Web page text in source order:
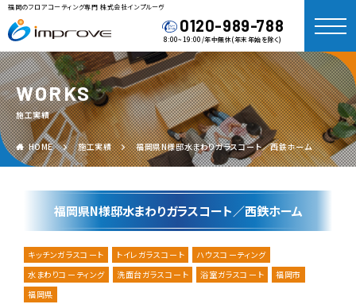
福岡のフロアコーティング専門 株式会社インプルーヴ
0120-989-788
8:00~19:00/年中無休(年末年始を除く)
WORKS
施工実績
HOME 施工実績 福岡県N様邸水まわりガラスコート／西鉄ホーム
福岡県N様邸水まわりガラスコート／西鉄ホーム
キッチンガラスコート トイレガラスコート
ハウスコーティング
水まわりコーティング
洗面台ガラスコート 浴室ガラスコート
福岡市
福岡県